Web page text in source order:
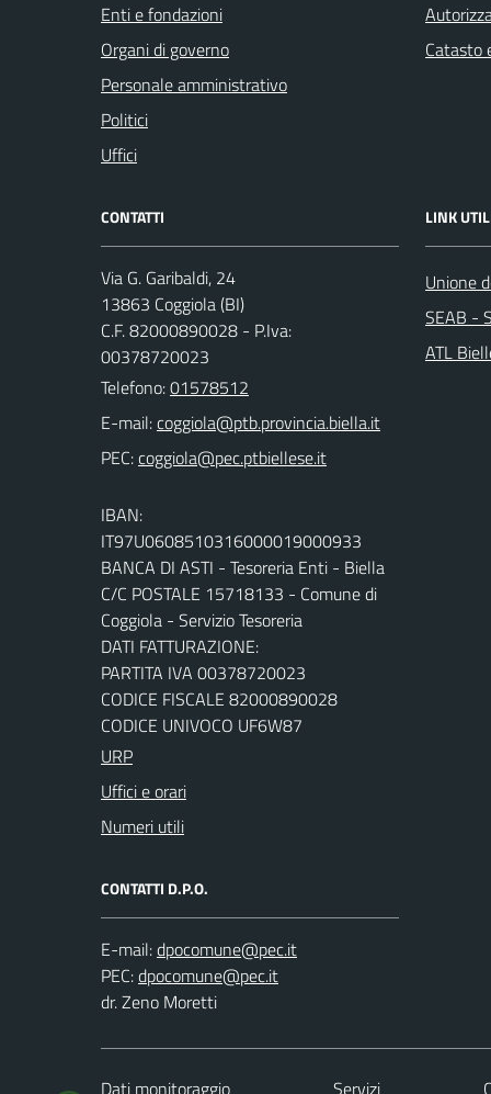
Enti e fondazioni
Organi di governo
Personale amministrativo
Politici
Uffici
Catasto
CONTATTI
Via G. Garibaldi, 24
13863 Coggiola (BI)
C.F. 82000890028 - P.Iva:
00378720023
Telefono:01578512
E-mail:
PEC:
IBAN:
IT97U0608510316000019000933
BANCA DI ASTI - Tesoreria Enti - Biella
C/C POSTALE 15718133 - Comune di
Coggiola - Servizio Tesoreria
DATI FATTURAZIONE:
PARTITA IVA 00378720023
CODICE FISCALE 82000890028
CODICE UNIVOCO UF6W87
URP
Uffici e orari
Numeri utili
CONTATTI D.P.O.
E-mail:
PEC:
dr. Zeno Moretti
LINK
Unione
SEAB -
ATL
Dati monitoraggio Servizi